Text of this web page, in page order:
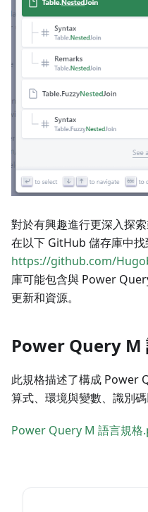
對於有興趣進行更深入探
在以下 GitHub 儲存庫中找
https://github.com/
庫可能包含與 Power
更新和資源。
Power Query M
此規格描述了構成 Power
算式、環境與變數、識別碼
Power Query M 語言規格